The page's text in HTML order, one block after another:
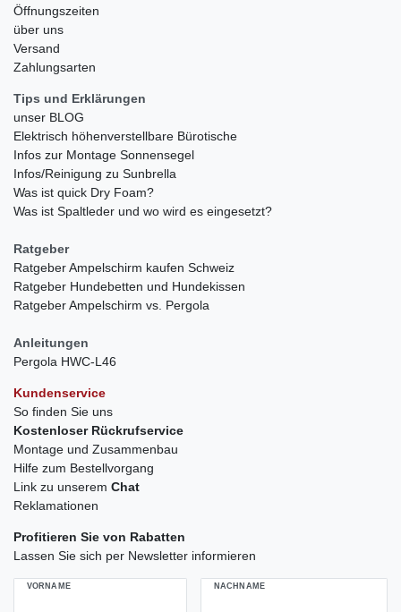
Öffnungszeiten
über uns
Versand
Zahlungsarten
Tips und Erklärungen
unser BLOG
Elektrisch höhenverstellbare Bürotische
Infos zur Montage Sonnensegel
Infos/Reinigung zu Sunbrella
Was ist quick Dry Foam?
Was ist Spaltleder und wo wird es eingesetzt?
Ratgeber
Ratgeber Ampelschirm kaufen Schweiz
Ratgeber Hundebetten und Hundekissen
Ratgeber Ampelschirm vs. Pergola
Anleitungen
Pergola HWC-L46
Kundenservice
So finden Sie uns
Kostenloser Rückrufservice
Montage und Zusammenbau
Hilfe zum Bestellvorgang
Link zu unserem Chat
Reklamationen
Profitieren Sie von Rabatten
Lassen Sie sich per Newsletter informieren
VORNAME NACHNAME